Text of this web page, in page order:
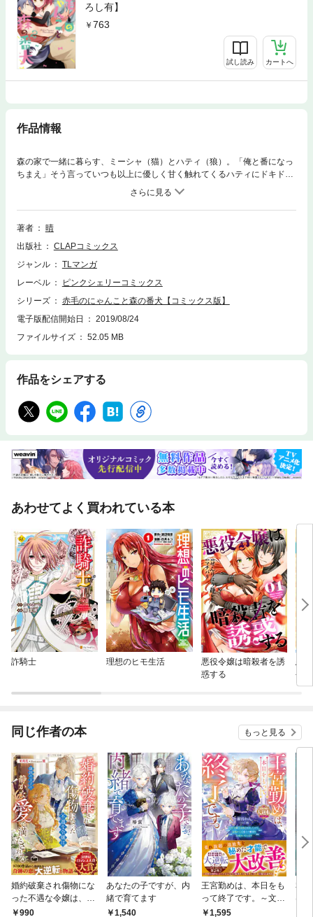
ろし有】
763
試し読み カートへ
作品情報
森の家で一緒に暮らす、ミーシャ（猫）とハティ（狼）。「俺と番になっ
ちまえ」そう言っていつも以上に優しく甘く触れてくるハティにドキドキ
しながらも、ミーシャは彼に惹かれている気持ちと、種族の違いという壁
に悩んでいた。そんなとき、昔のハティを知る綺麗な女性が現れて――!?
私はハティにふさわしいのかな……？ 迷いを持ちながらも一緒に前に進
もうとするふたりが出した答えは……。描き下ろしも大ボリュームで堂々
「Pinkcherie（ピンクシェリー）vol.6～7,9～11」の内容が含まれており
ます。重複購入にご注意下さい。
著者
晴
出版社
CLAPコミックス
ジャンル
TLマンガ
レーベル
ピンクシェリーコミックス
シリーズ
赤毛のにゃんこと森の番犬【コミックス版】
電子版配信開始日
2019/08/24
ファイルサイズ
52.05 MB
作品をシェアする
あわせてよく買われている本
詐騎士 理想のヒモ生活
悪役令嬢は暗殺者を誘
惑する
悪
令
中
同じ作者の本 もっと見る
婚約破棄され傷物にな
った不遇な令嬢は、隣
国の王子の静かな愛で
990
あなたの子ですが、内
緒で育てます
1,540
王宮勤めは、本日をも
って終了です。～文官
令嬢は追放されました
1,595
私
は